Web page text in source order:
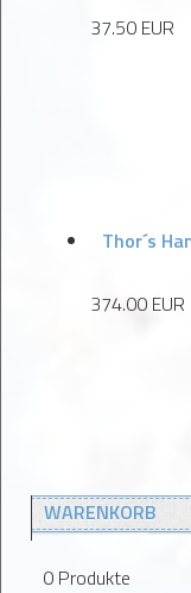
37.50 EUR
Thor´s
374.00 EUR
WARENKORB
0 Produkte